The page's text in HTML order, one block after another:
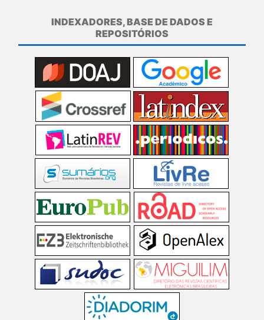
INDEXADORES, BASE DE DADOS E
REPOSITÓRIOS